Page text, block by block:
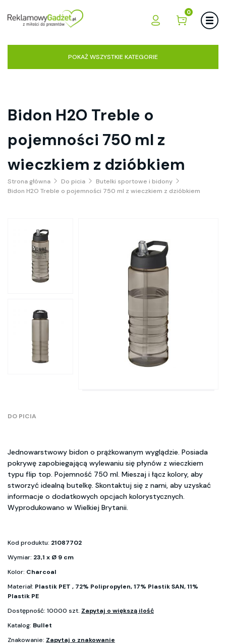
0
POKAŻ WSZYSTKIE KATEGORIE
Bidon H2O Treble o
pojemności 750 ml z
wieczkiem z dzióbkiem
Strona główna Do picia
Butelki sportowe i bidony
Bidon H2O Treble o pojemności 750 ml z wieczkiem z dzióbkiem
DO PICIA
Jednowarstwowy bidon o prążkowanym wyglądzie. Posiada
pokrywę zapobiegającą wylewaniu się płynów z wieczkiem
typu flip top. Pojemność 750 ml. Mieszaj i łącz kolory, aby
stworzyć idealną butelkę. Skontaktuj się z nami, aby uzyskać
informacje o dodatkowych opcjach kolorystycznych.
Wyprodukowano w Wielkiej Brytanii.
Kod produktu: 21087702
Wymiar: 23,1 x Ø 9 cm
Kolor: Charcoal
Materiał: Plastik PET , 72% Polipropylen, 17% Plastik SAN, 11%
Plastik PE
Dostępność: 10000 szt. Zapytaj o większą ilość
Katalog: Bullet
Znakowanie: Zapytaj o znakowanie